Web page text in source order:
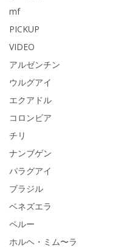
mf
PICKUP
VIDEO
アルゼンチン
ウルグアイ
エクアドル
コロンビア
チリ
ナンブゲン
パラグアイ
ブラジル
ベネズエラ
ペルー
ホルヘ・ミム〜ラ